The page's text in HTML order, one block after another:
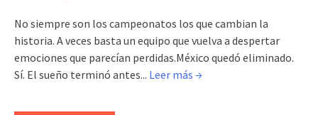
No siempre son los campeonatos los que cambian la
historia. A veces basta un equipo que vuelva a despertar
emociones que parecían perdidas.México quedó eliminado.
Sí. El sueño terminó antes... Leer más →